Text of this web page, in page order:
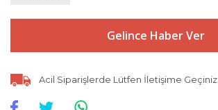
Gelince Haber Ver
Acil Siparişlerde Lütfen İletişime Geçiniz